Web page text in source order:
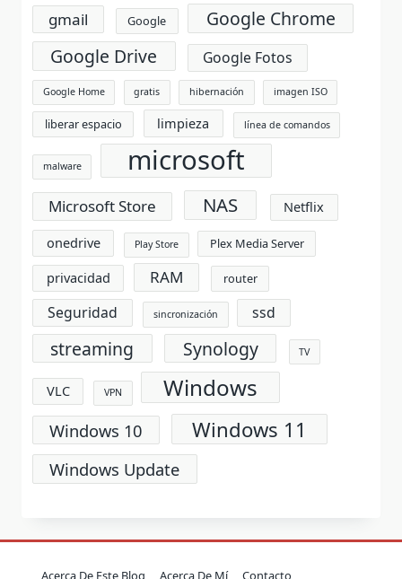
gmail Google
Google Chrome
Google Drive
Google Fotos
Google Home gratis hibernación imagen ISO
liberar espacio limpieza línea de comandos
malware microsoft
Microsoft Store NAS
Netflix
onedrive
Play Store Plex Media Server
privacidad RAM router
Seguridad sincronización ssd
streaming Synology TV
VLC VPN Windows
Windows 10 Windows 11
Windows Update
Acerca De Este Blog Acerca De Mí Contacto